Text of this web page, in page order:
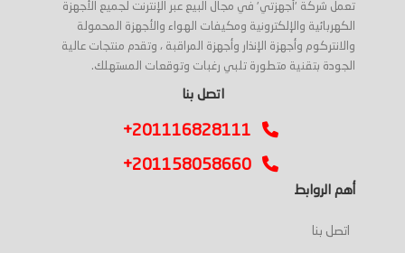
تعمل شركة 'أجهزتي' في مجال البيع عبر الإنترنت لجميع الأجهزة
الكهربائية والإلكترونية ومكيفات الهواء والأجهزة المحمولة
والانتركوم وأجهزة الإنذار وأجهزة المراقبة ، وتقدم منتجات عالية
الجودة بتقنية متطورة تلبي رغبات وتوقعات المستهلك.
اتصل بنا
+201116828111
+201158058660
أهم الروابط
اتصل بنا